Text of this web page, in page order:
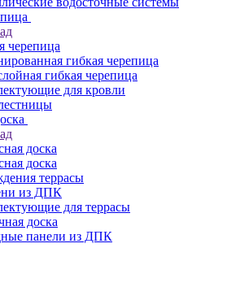
черепица
гибкая черепица
гибкая черепица
для кровли
доска
доска
террасы
из ДПК
для террасы
доска
панели из ДПК